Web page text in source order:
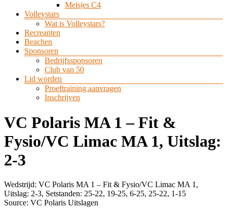
Meisjes C4
Volleystars
Wat is Volleystars?
Recreanten
Beachen
Sponsoren
Bedrijfssponsoren
Club van 50
Lid worden
Proeftraining aanvragen
Inschrijven
VC Polaris MA 1 – Fit &
Fysio/VC Limac MA 1, Uitslag:
2-3
Wedstrijd: VC Polaris MA 1 – Fit & Fysio/VC Limac MA 1,
Uitslag: 2-3, Setstanden: 25-22, 19-25, 6-25, 25-22, 1-15
Source: VC Polaris Uitslagen